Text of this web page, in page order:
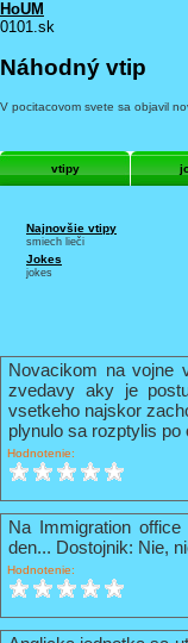
HoUM
0101.sk
Náhodný vtip
V pocitacovom svete sa objavil
vtipy
Najnovšie vtipy
smiech lieči
Jokes
jokes
Novacikom na vojne
zvedavy aky je
vsetkeho najskor
plynulo sa rozptylis po
Hodnotenie:
Na Immigration
den... Dostojnik: Nie,
Hodnotenie: